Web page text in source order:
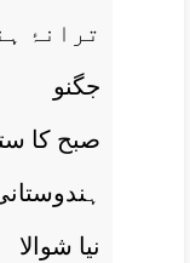
ترانۂ
جگنو
صبح کا
نيا شوالا